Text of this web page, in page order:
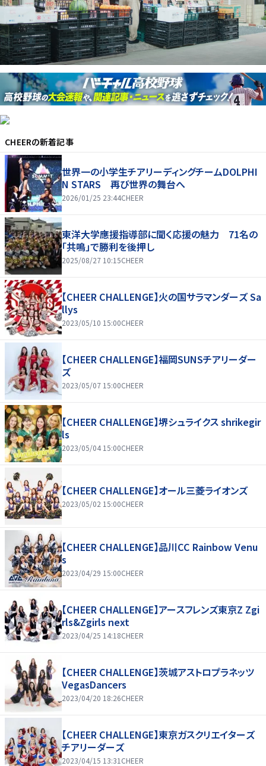
CHEERの新着記事
世界一の小学生チアリーディングチームDOLPHI
N STARS 再び世界の舞台へ
2026/01/25 23:44CHEER
東洋大学應援指導部に聞く応援の魅力 71名の
「共鳴」で勝利を後押し
2025/08/27 10:15CHEER
【CHEER CHALLENGE】火の国サラマンダーズ Sa
llys
2023/05/10 15:00CHEER
【CHEER CHALLENGE】福岡SUNSチアリーダー
ズ
2023/05/07 15:00CHEER
【CHEER CHALLENGE】堺シュライクス shrikegir
ls
2023/05/04 15:00CHEER
【CHEER CHALLENGE】オール三菱ライオンズ
2023/05/02 15:00CHEER
【CHEER CHALLENGE】品川CC Rainbow Venu
s
2023/04/29 15:00CHEER
【CHEER CHALLENGE】アースフレンズ東京Z Zgi
rls&Zgirls next
2023/04/25 14:18CHEER
【CHEER CHALLENGE】茨城アストロプラネッツ
VegasDancers
2023/04/20 18:26CHEER
【CHEER CHALLENGE】東京ガスクリエイターズ
チアリーダーズ
2023/04/15 13:31 CHEER